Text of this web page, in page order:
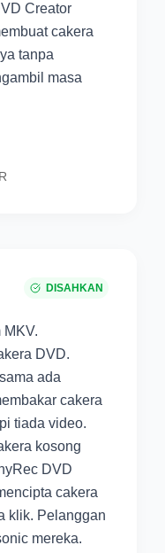
Creator
cakera
tanpa
masa
DISAHKAN
MKV.
DVD.
ada
cakera
tiada video.
kosong
DVD
cakera
klik. Pelanggan
mereka.